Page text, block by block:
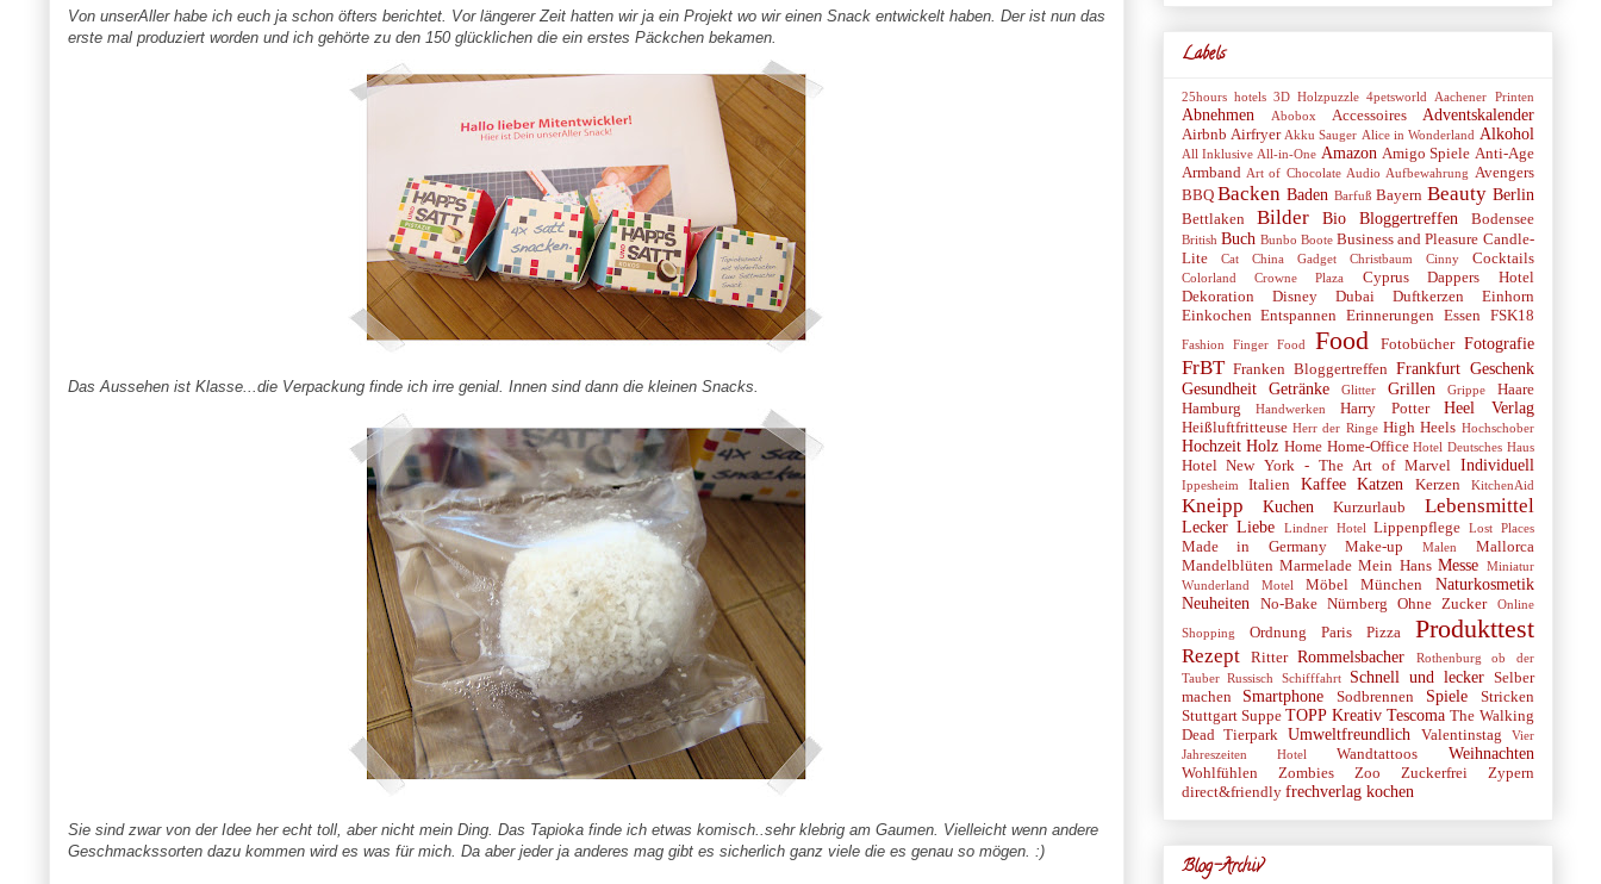
Von unserAller habe ich euch ja schon öfters berichtet. Vor längerer Zeit hatten wir ja ein Projekt wo wir einen Snack entwickelt haben. Der ist nun das
erste mal produziert worden und ich gehörte zu den 150 glücklichen die ein erstes Päckchen bekamen.
Das Aussehen ist Klasse...die Verpackung finde ich irre genial. Innen sind dann die kleinen Snacks.
Sie sind zwar von der Idee her echt toll, aber nicht mein Ding. Das Tapioka finde ich etwas komisch..sehr klebrig am Gaumen. Vielleicht wenn andere
Geschmackssorten dazu kommen wird es was für mich. Da aber jeder ja anderes mag gibt es sicherlich ganz viele die es genau so mögen. :)
Labels
25hours hotels 3D Holzpuzzle 4petsworld Aachener Printen
Abnehmen Abobox Accessoires Adventskalender
Airbnb Airfryer Akku Sauger Alice in Wonderland Alkohol
All Inklusive All-in-One Amazon Amigo Spiele Anti-Age
Armband Art of Chocolate Audio Aufbewahrung Avengers
BBQ Backen Baden Barfuß Bayern Beauty Berlin
Bettlaken Bilder Bio Bloggertreffen Bodensee
British Buch Bunbo Boote Business and Pleasure Candle-
Lite
Cat China Gadget Christbaum Cinny Cocktails
Colorland Crowne Plaza Cyprus
Dappers Hotel
Dekoration
Disney Dubai Duftkerzen
Einhorn
Einkochen Entspannen Erinnerungen Essen FSK18
Fashion Finger Food Food Fotobücher Fotografie
FrBT Franken Bloggertreffen Frankfurt Geschenk
Gesundheit
Getränke Glitter Grillen Grippe
Haare
Hamburg
Handwerken Harry Potter Heel Verlag
Heißluftfritteuse Herr der Ringe High Heels Hochschober
Hochzeit Holz Home Home-Office Hotel Deutsches Haus
Hotel New York - The Art of Marvel Individuell
Ippesheim Italien Kaffee Katzen Kerzen KitchenAid
Kneipp Kuchen Kurzurlaub Lebensmittel
Lecker Liebe Lindner Hotel Lippenpflege Lost Places
Made in Germany Make-up Malen
Mallorca
Mandelblüten Marmelade Mein Hans Messe Miniatur
Wunderland
Motel Möbel München
Naturkosmetik
Neuheiten
No-Bake Nürnberg Ohne Zucker
Online
Shopping
Ordnung Paris Pizza Produkttest
Rezept Ritter Rommelsbacher
Rothenburg ob der
Tauber Russisch Schifffahrt Schnell und lecker Selber
machen
Smartphone Sodbrennen Spiele
Stricken
Stuttgart Suppe TOPP Kreativ Tescoma The Walking
Dead Tierpark Umweltfreundlich Valentinstag
Vier
Jahreszeiten Hotel
Wandtattoos Weihnachten
Wohlfühlen Zombies Zoo Zuckerfrei
Zypern
direct&friendly frechverlag kochen
Blog-Archiv